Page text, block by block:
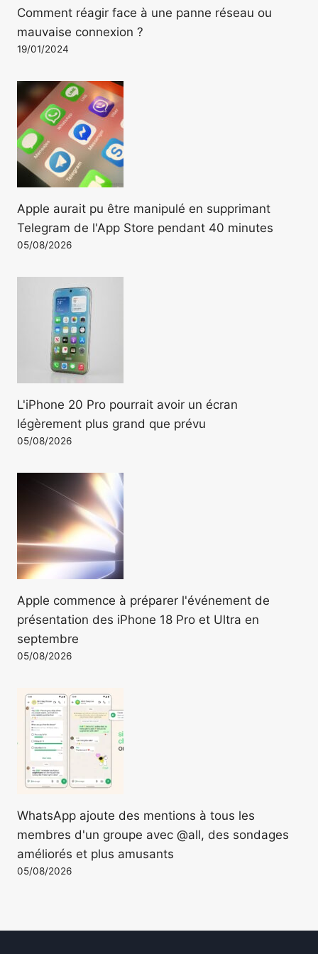
Comment réagir face à une panne réseau ou
mauvaise connexion ?
19/01/2024
Apple aurait pu être manipulé en supprimant
Telegram de l'App Store pendant 40 minutes
05/08/2026
L'iPhone 20 Pro pourrait avoir un écran
légèrement plus grand que prévu
05/08/2026
Apple commence à préparer l'événement de
présentation des iPhone 18 Pro et Ultra en
septembre
05/08/2026
WhatsApp ajoute des mentions à tous les
membres d'un groupe avec @all, des sondages
améliorés et plus amusants
05/08/2026